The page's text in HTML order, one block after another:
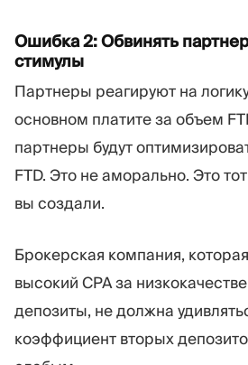
Ошибка 2: Обвинять
стимулы
Партнеры реагируют на
основном платите за объем
партнеры будут
FTD. Это не аморально. Это
вы создали.
Брокерская компания,
высокий CPA за
депозиты, не должна
коэффициент вторых